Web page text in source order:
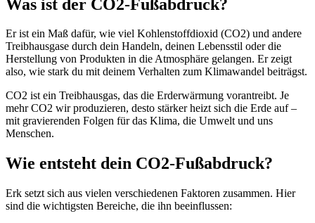
Was ist der CO2-Fußabdruck?
Er ist ein Maß dafür, wie viel Kohlenstoffdioxid (CO2) und andere
Treibhausgase durch dein Handeln, deinen Lebensstil oder die
Herstellung von Produkten in die Atmosphäre gelangen. Er zeigt
also, wie stark du mit deinem Verhalten zum Klimawandel beiträgst.
CO2 ist ein Treibhausgas, das die Erderwärmung vorantreibt. Je
mehr CO2 wir produzieren, desto stärker heizt sich die Erde auf –
mit gravierenden Folgen für das Klima, die Umwelt und uns
Menschen.
Wie entsteht dein CO2-Fußabdruck?
Erk setzt sich aus vielen verschiedenen Faktoren zusammen. Hier
sind die wichtigsten Bereiche, die ihn beeinflussen: